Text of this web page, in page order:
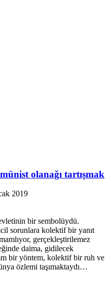
olanağı tartışmak
2019
bir sembolüydü.
sorunlara kolektif bir yanıt
gerçekleştirilemez
daima, gidilecek
bir yöntem, kolektif bir ruh ve
özlemi taşımaktaydı…